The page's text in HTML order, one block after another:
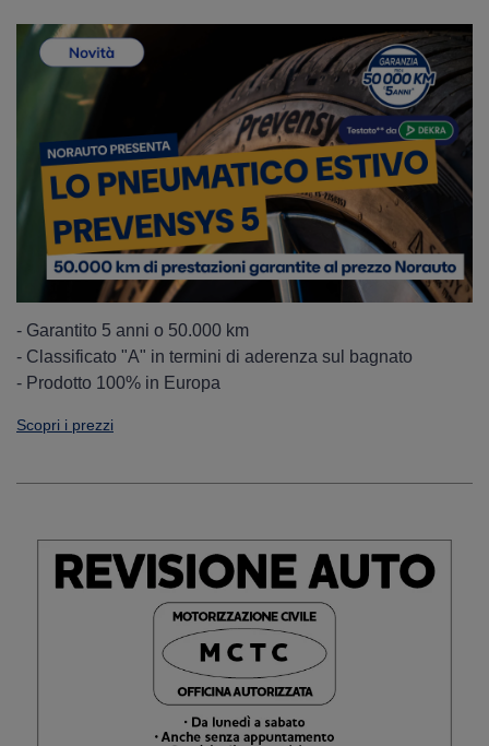
- Garantito 5 anni o 50.000 km
- Classificato "A" in termini di aderenza sul bagnato
- Prodotto 100% in Europa
Scopri i prezzi